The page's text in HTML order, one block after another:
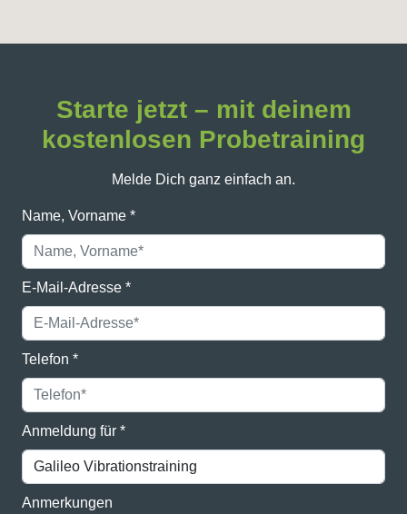
Starte jetzt – mit deinem
kostenlosen Probetraining
Melde Dich ganz einfach an.
Name, Vorname *
E-Mail-Adresse *
Telefon *
Anmeldung für *
Anmerkungen